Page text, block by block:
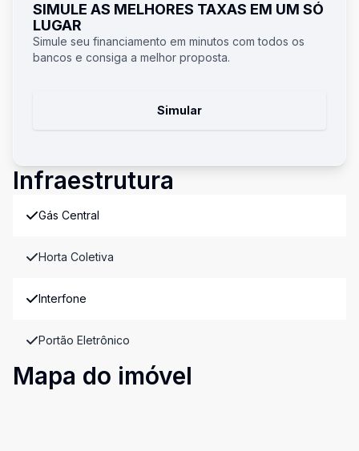
SIMULE AS MELHORES TAXAS EM UM SÓ
LUGAR
Simule seu financiamento em minutos com todos os
bancos e consiga a melhor proposta.
Simular
Infraestrutura
Gás Central
Horta Coletiva
Interfone
Portão Eletrônico
Mapa do imóvel